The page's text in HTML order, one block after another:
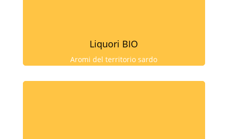
Liquori BIO
Aromi del territorio sardo